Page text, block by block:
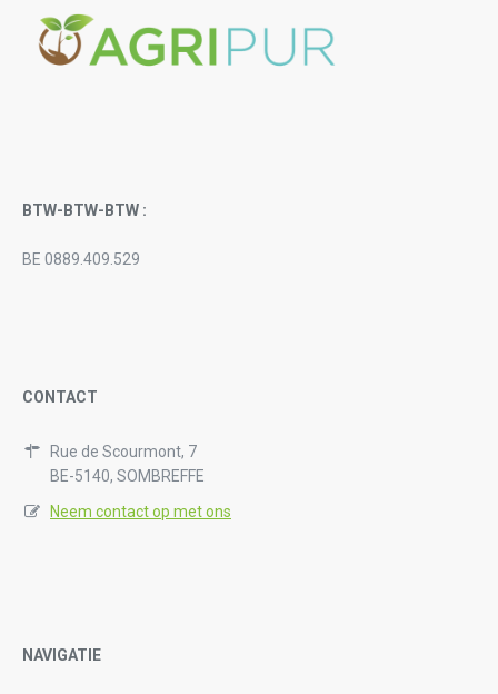
BTW-BTW-BTW :
BE 0889.409.529
CONTACT
Rue de Scourmont, 7
BE-5140, SOMBREFFE
Neem contact op met ons
NAVIGATIE